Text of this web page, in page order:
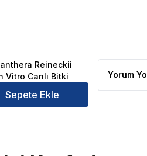
Pink In Vitro Canlı Bitki Ürün
Reineckii
Vitro Canlı Bitki
Sepete Ekle
Yorum